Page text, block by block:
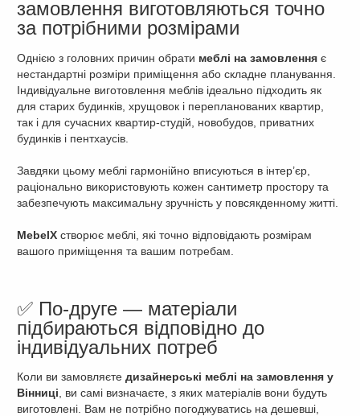
замовлення виготовляються точно
за потрібними розмірами
Однією з головних причин обрати меблі на замовлення є
нестандартні розміри приміщення або складне планування.
Індивідуальне виготовлення меблів ідеально підходить як
для старих будинків, хрущовок і перепланованих квартир,
так і для сучасних квартир-студій, новобудов, приватних
будинків і пентхаусів.
Завдяки цьому меблі гармонійно вписуються в інтер’єр,
раціонально використовують кожен сантиметр простору та
забезпечують максимальну зручність у повсякденному житті.
MebelX створює меблі, які точно відповідають розмірам
вашого приміщення та вашим потребам.
✅ По-друге — матеріали
підбираються відповідно до
індивідуальних потреб
Коли ви замовляєтедизайнерські меблі на замовлення у
Вінниці , ви самі визначаєте, з яких матеріалів вони будуть
виготовлені. Вам не потрібно погоджуватись на дешевші,